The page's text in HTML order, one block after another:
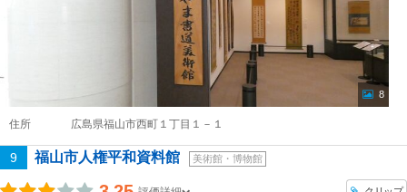
8
住所 広島県福山市西町１丁目１－１
9 福山市人権平和資料館 美術館・博物館